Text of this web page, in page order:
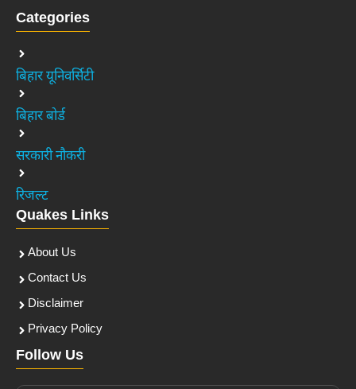
Categories
बिहार यूनिवर्सिटी
बिहार बोर्ड
सरकारी नौकरी
रिजल्ट
Quakes Links
About Us
Contact Us
Disclaimer
Privacy Policy
Follow Us